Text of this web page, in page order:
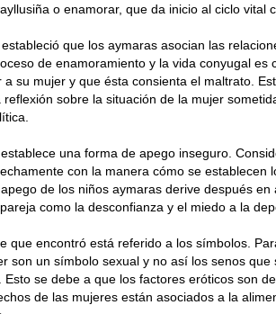
o enamorar, que da inicio al ciclo vital
que los aymaras asocian las
de enamoramiento y la vida conyugal es
su mujer y que ésta consienta el maltrato.
sobre la situación de la mujer
una forma de apego inseguro.
con la manera cómo se establecen
de los niños aymaras derive después
como la desconfianza y el miedo a la
que encontró está referido a los símbolos.
son un símbolo sexual y no así los senos
se debe a que los factores eróticos son
de las mujeres están asociados a la